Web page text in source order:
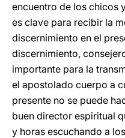
encuentro de los chicos
es clave para recibir la
discernimiento en el
discernimiento,
importante para la
el apostolado cuerpo a
presente no se puede
buen director espiritual
y horas escuchando a